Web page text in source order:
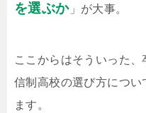
を選ぶか」が大事。
ここからはそういった
信制高校の選び方につ
ます。